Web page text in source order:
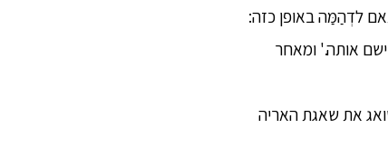
לדְהַמַּה באופן כזה:
אותה.' ומאחר
את שאגת האריה